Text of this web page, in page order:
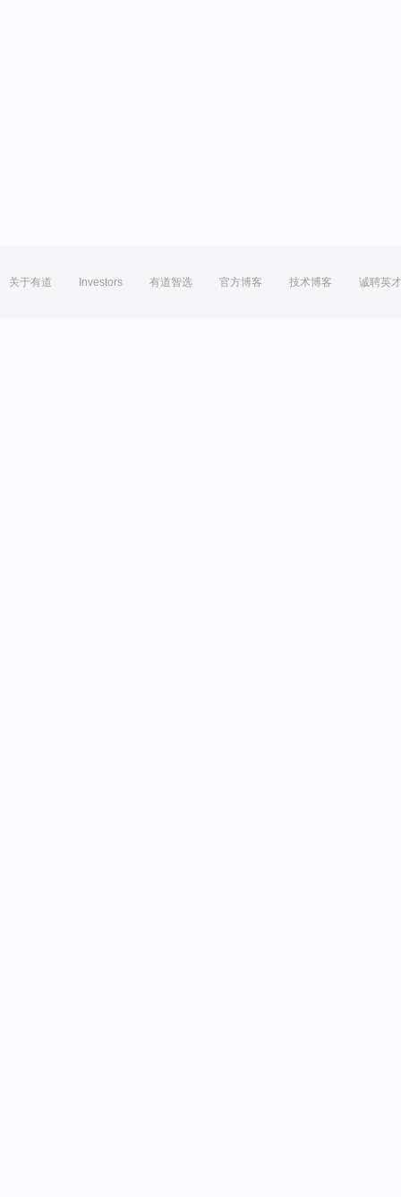
关于有道 Investors 有道智选 官方博客 技术博客 诚聘英才